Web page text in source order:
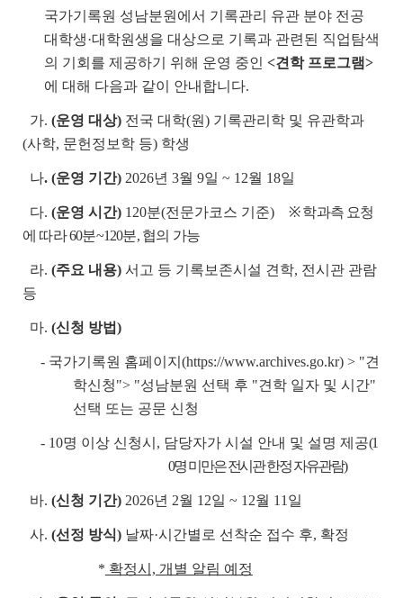
국가기록원 성남분원에서 기록관리 유관 분야 전공
대학생·대학원생을 대상으로 기록과 관련된 직업탐색
의 기회를 제공하기 위해 운영 중인<견학 프로그램>
에 대해 다음과 같이 안내합니다.
가. (운영 대상) 전국 대학(원) 기록관리학 및 유관학과
(사학, 문헌정보학 등) 학생
나. (운영 기간) 2026년 3월 9일 ~ 12월 18일
다. (운영 시간) 120분(전문가코스 기준) ※ 학과측 요청
에 따라 60분~120분, 협의 가능
라. (주요 내용) 서고 등 기록보존시설 견학, 전시관 관람
등
마. (신청 방법)
- 국가기록원 홈페이지(https://www.archives.go.kr) > "견
학신청"> "성남분원 선택 후 "견학 일자 및 시간"
선택 또는 공문 신청
- 10명 이상 신청시, 담당자가 시설 안내 및 설명 제공(1
0명 미만은 전시관 한정 자유관람)
바. (신청 기간) 2026년 2월 12일 ~ 12월 11일
사. (선정 방식)날짜·시간별로 선착순 접수 후, 확정
* 확정시, 개별 알림 예정